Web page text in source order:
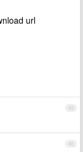
url
45
46